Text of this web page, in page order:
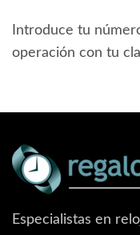
Introduce tu
operación con tu
Especialistas en